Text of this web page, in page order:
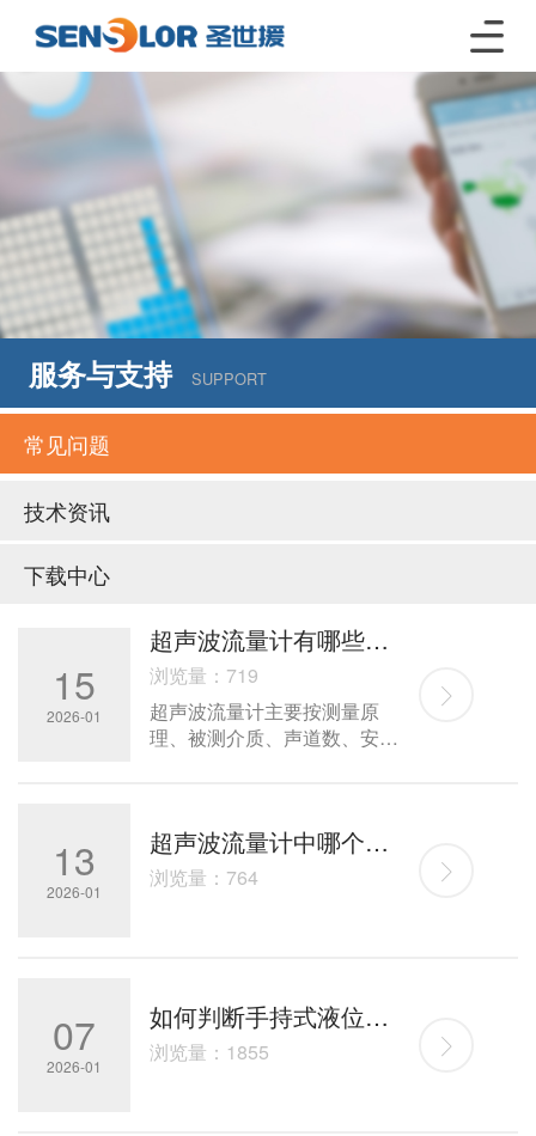
服务与支持 SUPPORT
常见问题
技术资讯
下载中心
15
2026-01
超声波流量计有哪些种类呢
浏览量：719
超声波流量计主要按测量原
理、被测介质、声道数、安装
13
2026-01
超声波流量计中哪个频率段最稳定？
浏览量：764
07
2026-01
如何判断手持式液位计是否需要校准呢
浏览量：1855